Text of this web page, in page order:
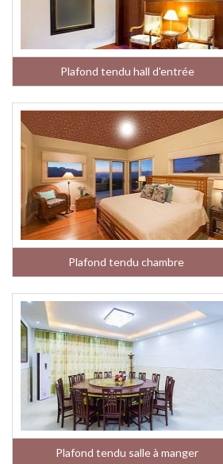
Plafond tendu hall d'entrée
Plafond tendu chambre
Plafond tendu salle à manger